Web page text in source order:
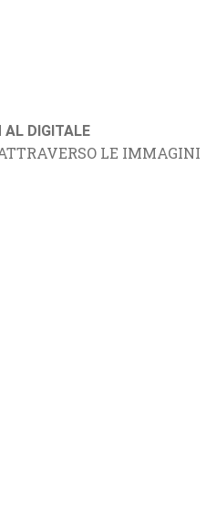
AL DIGITALE
LE IMMAGINI